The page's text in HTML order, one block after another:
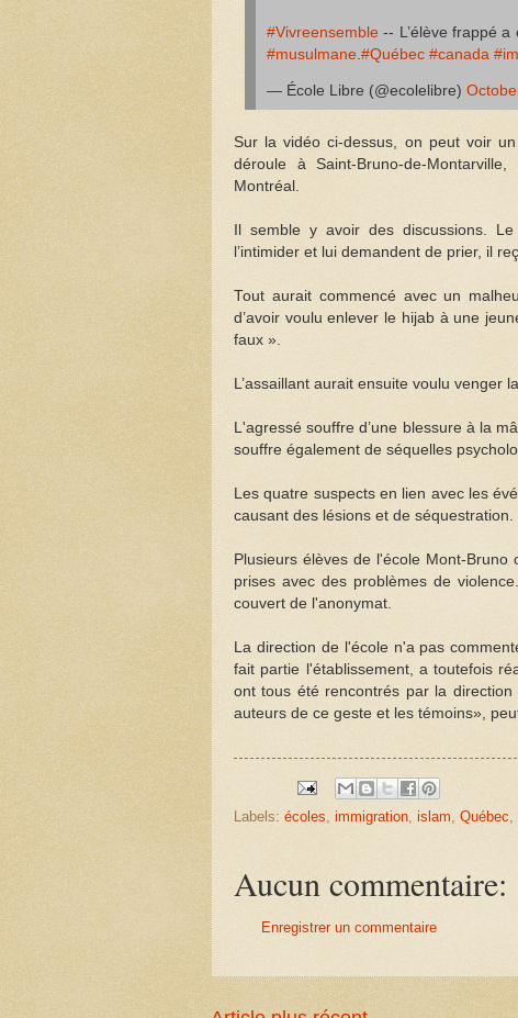
#Vivreensemble -- L’élève frappé a
#musulmane #Québec #canada
— École Libre (@ecolelibre)
Sur la vidéo ci-dessus, on peut voir
déroule à Saint-Bruno-de-
Montréal.
Il semble y avoir des discussions.
l’intimider et lui demandent de prier, il
Tout aurait commencé avec un
d’avoir voulu enlever le hijab à une
faux ».
L’assaillant aurait ensuite voulu venger
L'agressé souffre d’une blessure à la
souffre également de séquelles
Les quatre suspects en lien avec les
causant des lésions et de séquestration.
Plusieurs élèves de l'école Mont-
prises avec des problèmes de
couvert de l'anonymat.
La direction de l'école n'a pas
fait partie l'établissement, a toutefois
ont tous été rencontrés par la
auteurs de ce geste et les témoins»,
Labels: écoles immigration islam Québec
Aucun commentaire:
Enregistrer un commentaire